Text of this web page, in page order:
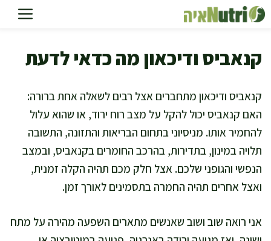
לדלג
לתוכן
קנאביס ודיכאון מה כדאי לדעת
קנאביס ודיכאון מתחברים אצל רבים לשאלה אחת ברורה:
האם קנאביס יכול להקל על מצב רוח ירוד, או שהוא עלול
להחמיר אותו. מניסיוני בתחום הבריאות והתזונה, התשובה
תלויה במינון, בתדירות, בהרכב החומרים בקנאביס, ובמצב
הנפשי והגופני שלכם. אצל חלק מכם תהיה הקלה זמנית,
ואצל אחרים תהיה החמרה בתסמינים לאורך זמן.
אני רואה שוב ושוב שאנשים מתארים השפעה מהירה על מתח